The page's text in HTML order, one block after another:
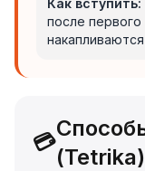
Как вступить:
после первого
💳
(Tetrika)